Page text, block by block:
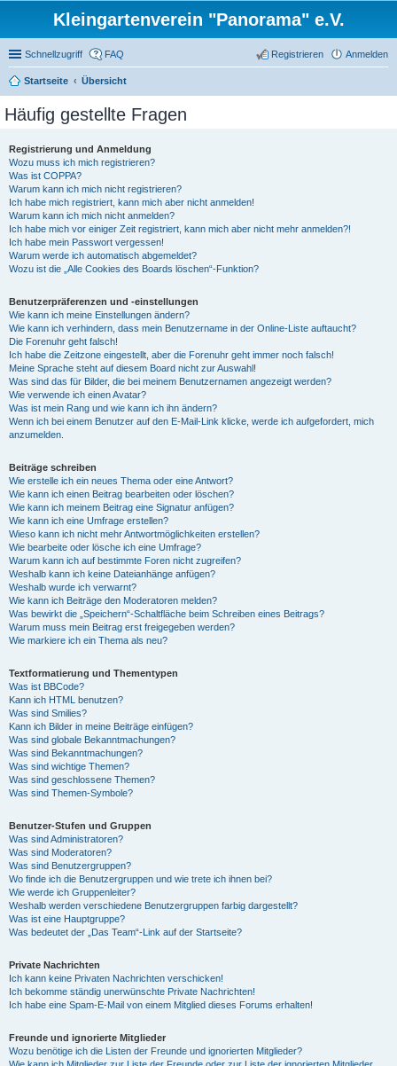
Kleingartenverein "Panorama" e.V.
Schnellzugriff FAQ Anmelden
Registrieren
Startseite Übersicht
Häufig gestellte Fragen
Registrierung und Anmeldung
Wozu muss ich mich registrieren?
Was ist COPPA?
Warum kann ich mich nicht registrieren?
Ich habe mich registriert, kann mich aber nicht anmelden!
Warum kann ich mich nicht anmelden?
Ich habe mich vor einiger Zeit registriert, kann mich aber nicht mehr anmelden?!
Ich habe mein Passwort vergessen!
Warum werde ich automatisch abgemeldet?
Wozu ist die „Alle Cookies des Boards löschen“-Funktion?
Benutzerpräferenzen und -einstellungen
Wie kann ich meine Einstellungen ändern?
Wie kann ich verhindern, dass mein Benutzername in der Online-Liste auftaucht?
Die Forenuhr geht falsch!
Ich habe die Zeitzone eingestellt, aber die Forenuhr geht immer noch falsch!
Meine Sprache steht auf diesem Board nicht zur Auswahl!
Was sind das für Bilder, die bei meinem Benutzernamen angezeigt werden?
Wie verwende ich einen Avatar?
Was ist mein Rang und wie kann ich ihn ändern?
Wenn ich bei einem Benutzer auf den E-Mail-Link klicke, werde ich aufgefordert, mich
anzumelden.
Beiträge schreiben
Wie erstelle ich ein neues Thema oder eine Antwort?
Wie kann ich einen Beitrag bearbeiten oder löschen?
Wie kann ich meinem Beitrag eine Signatur anfügen?
Wie kann ich eine Umfrage erstellen?
Wieso kann ich nicht mehr Antwortmöglichkeiten erstellen?
Wie bearbeite oder lösche ich eine Umfrage?
Warum kann ich auf bestimmte Foren nicht zugreifen?
Weshalb kann ich keine Dateianhänge anfügen?
Weshalb wurde ich verwarnt?
Wie kann ich Beiträge den Moderatoren melden?
Was bewirkt die „Speichern“-Schaltfläche beim Schreiben eines Beitrags?
Warum muss mein Beitrag erst freigegeben werden?
Wie markiere ich ein Thema als neu?
Textformatierung und Thementypen
Was ist BBCode?
Kann ich HTML benutzen?
Was sind Smilies?
Kann ich Bilder in meine Beiträge einfügen?
Was sind globale Bekanntmachungen?
Was sind Bekanntmachungen?
Was sind wichtige Themen?
Was sind geschlossene Themen?
Was sind Themen-Symbole?
Benutzer-Stufen und Gruppen
Was sind Administratoren?
Was sind Moderatoren?
Was sind Benutzergruppen?
Wo finde ich die Benutzergruppen und wie trete ich ihnen bei?
Wie werde ich Gruppenleiter?
Weshalb werden verschiedene Benutzergruppen farbig dargestellt?
Was ist eine Hauptgruppe?
Was bedeutet der „Das Team“-Link auf der Startseite?
Private Nachrichten
Ich kann keine Privaten Nachrichten verschicken!
Ich bekomme ständig unerwünschte Private Nachrichten!
Ich habe eine Spam-E-Mail von einem Mitglied dieses Forums erhalten!
Freunde und ignorierte Mitglieder
Wozu benötige ich die Listen der Freunde und ignorierten Mitglieder?